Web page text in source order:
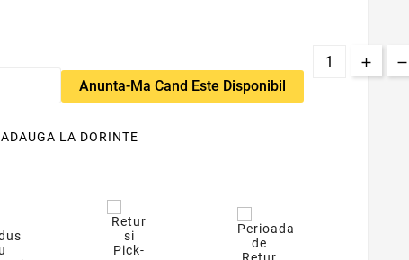
Anunta-Ma Cand Este Disponibil
ADAUGA LA DORINTE